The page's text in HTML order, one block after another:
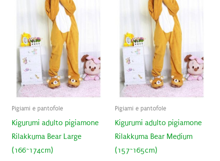
Pigiami e pantofole
Kigurumi adulto pigiamone
Rilakkuma Bear Large
(166~174cm)
Pigiami e pantofole
Kigurumi adulto pigiamone
Rilakkuma Bear Medium
(157~165cm)